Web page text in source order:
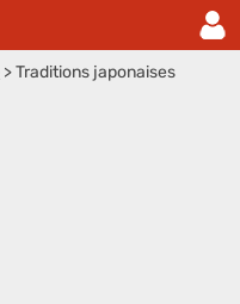
>Traditions japonaises